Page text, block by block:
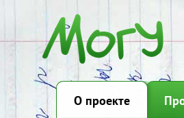
О проекте